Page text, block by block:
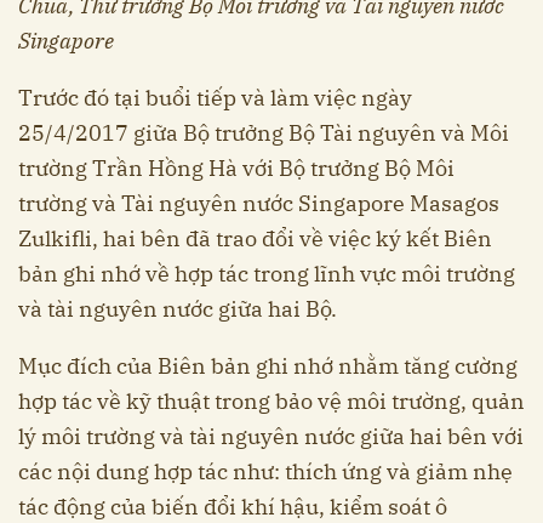
Chua, Thứ trưởng Bộ Môi trường và Tài nguyên nước
Singapore
Trước đó tại buổi tiếp và làm việc ngày
25/4/2017 giữa Bộ trưởng Bộ Tài nguyên và Môi
trường Trần Hồng Hà với Bộ trưởng Bộ Môi
trường và Tài nguyên nước Singapore Masagos
Zulkifli, hai bên đã trao đổi về việc ký kết Biên
bản ghi nhớ về hợp tác trong lĩnh vực môi trường
và tài nguyên nước giữa hai Bộ.
Mục đích của Biên bản ghi nhớ nhằm tăng cường
hợp tác về kỹ thuật trong bảo vệ môi trường, quản
lý môi trường và tài nguyên nước giữa hai bên với
các nội dung hợp tác như: thích ứng và giảm nhẹ
tác động của biến đổi khí hậu, kiểm soát ô